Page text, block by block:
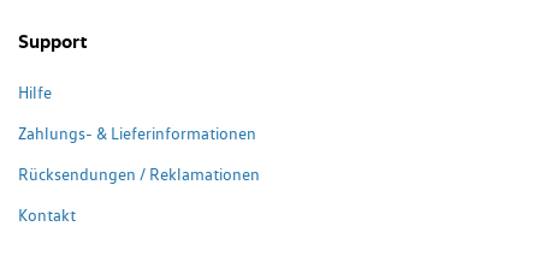
Support
Hilfe
Zahlungs- & Lieferinformationen
Rücksendungen / Reklamationen
Kontakt